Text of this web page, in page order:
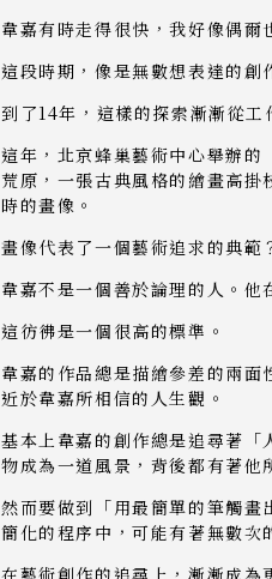
韋嘉有時走得很快，我好像偶爾
這段時期，像是無數想表達的創
到了14年，這樣的探索漸漸從
這年，北京蜂巢藝術中心舉辦
荒原，一張古典風格的繪畫高
時的畫像。
畫像代表了一個藝術追求的典範
韋嘉不是一個善於論理的人。
這彷彿是一個很高的標準。
韋嘉的作品總是描繪參差的兩
近於韋嘉所相信的人生觀。
基本上韋嘉的創作總是追尋著
物成為一道風景，背後都有著他
然而要做到「用最簡單的筆觸
簡化的程序中，可能有著無數次
在藝術創作的追尋上，漸漸成